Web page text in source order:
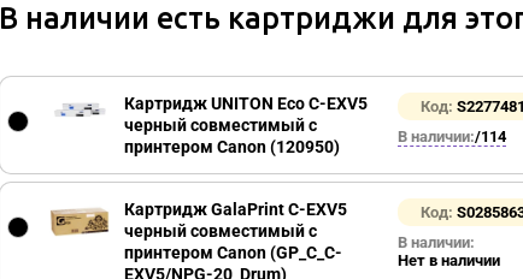
В наличии есть картриджи для
Картридж UNITON Eco C-EXV5
черный совместимый с
принтером Canon (120950)
Код: S2277481
В наличии:/114
Картридж GalaPrint C-EXV5
черный совместимый с
принтером Canon (GP_C_C-
EXV5/NPG-20_Drum)
Код:
В наличии:
Нет в наличии